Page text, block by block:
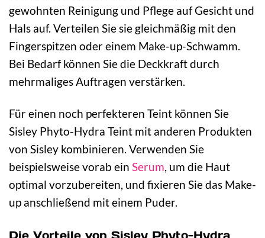
gewohnten Reinigung und Pflege auf Gesicht und
Hals auf. Verteilen Sie sie gleichmäßig mit den
Fingerspitzen oder einem Make-up-Schwamm.
Bei Bedarf können Sie die Deckkraft durch
mehrmaliges Auftragen verstärken.
Für einen noch perfekteren Teint können Sie
Sisley Phyto-Hydra Teint mit anderen Produkten
von Sisley kombinieren. Verwenden Sie
beispielsweise vorab ein Serum, um die Haut
optimal vorzubereiten, und fixieren Sie das Make-
up anschließend mit einem Puder.